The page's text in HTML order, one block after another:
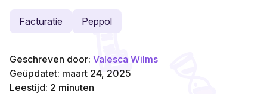
Facturatie Peppol
Geschreven door: Valesca Wilms
Geüpdatet: maart 24, 2025
Leestijd: 2 minuten